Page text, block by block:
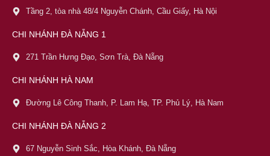
Tầng 2, tòa nhà 48/4 Nguyễn Chánh, Cầu Giấy, Hà Nội
CHI NHÁNH ĐÀ NẴNG 1
271 Trần Hưng Đạo, Sơn Trà, Đà Nẵng
CHI NHÁNH HÀ NAM
Đường Lê Công Thanh, P. Lam Hạ, TP. Phủ Lý, Hà Nam
CHI NHÁNH ĐÀ NẴNG 2
67 Nguyễn Sinh Sắc, Hòa Khánh, Đà Nẵng